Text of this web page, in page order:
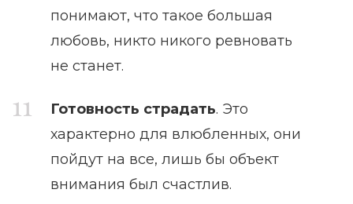
понимают, что такое большая
любовь, никто никого ревновать
не станет.
Готовность страдать. Это
характерно для влюбленных, они
пойдут на все, лишь бы объект
внимания был счастлив.